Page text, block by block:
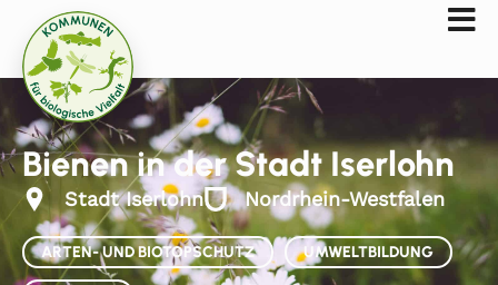
Bienen in der Stadt Iserlohn
Stadt Iserlohn Nordrhein-Westfalen
ARTEN- UND BIOTOPSCHUTZ UMWELTBILDUNG